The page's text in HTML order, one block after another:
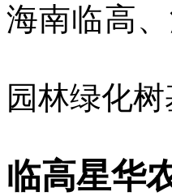
海南临高
园林绿化
临高星华